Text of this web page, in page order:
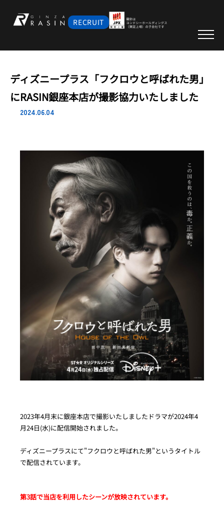
RECRUIT
ディズニープラス「フクロウと呼ばれた男」
にRASIN銀座本店が撮影協力いたしました
2024.06.04
2023年4月末に銀座本店で撮影いたしましたドラマが2024年4
月24日(水)に配信開始されました。
ディズニープラスにて"フクロウと呼ばれた男"というタイトル
で配信されています。
第3話で当店を利用したシーンが放映されています。